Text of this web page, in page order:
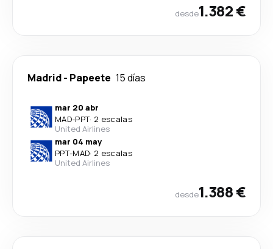
desde1.382 €
Madrid- Papeete 15 días
mar 20 abr
MAD-PPT· 2 escalas
United Airlines
mar 04 may
PPT-MAD· 2 escalas
United Airlines
desde1.388 €